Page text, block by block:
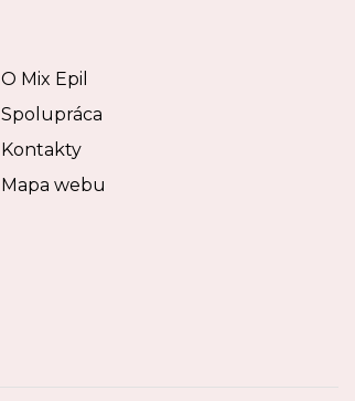
O Mix Epil
Spolupráca
Kontakty
Mapa webu